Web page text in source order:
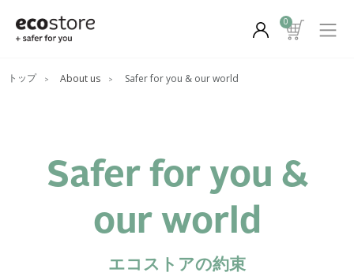
0
About us Safer for you & our world
Safer for you &
our world
エコストアの約束